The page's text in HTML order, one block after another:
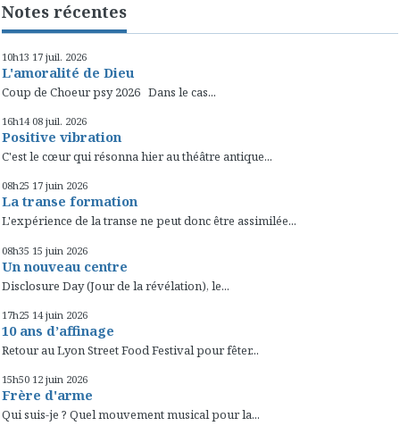
Notes récentes
10h13 17 juil. 2026
L'amoralité de Dieu
Coup de Choeur psy 2026 Dans le cas...
16h14 08 juil. 2026
Positive vibration
C'est le cœur qui résonna hier au théâtre antique...
08h25 17 juin 2026
La transe formation
L'expérience de la transe ne peut donc être assimilée...
08h35 15 juin 2026
Un nouveau centre
Disclosure Day (Jour de la révélation), le...
17h25 14 juin 2026
10 ans d’affinage
Retour au Lyon Street Food Festival pour fêter...
15h50 12 juin 2026
Frère d'arme
Qui suis-je ? Quel mouvement musical pour la...